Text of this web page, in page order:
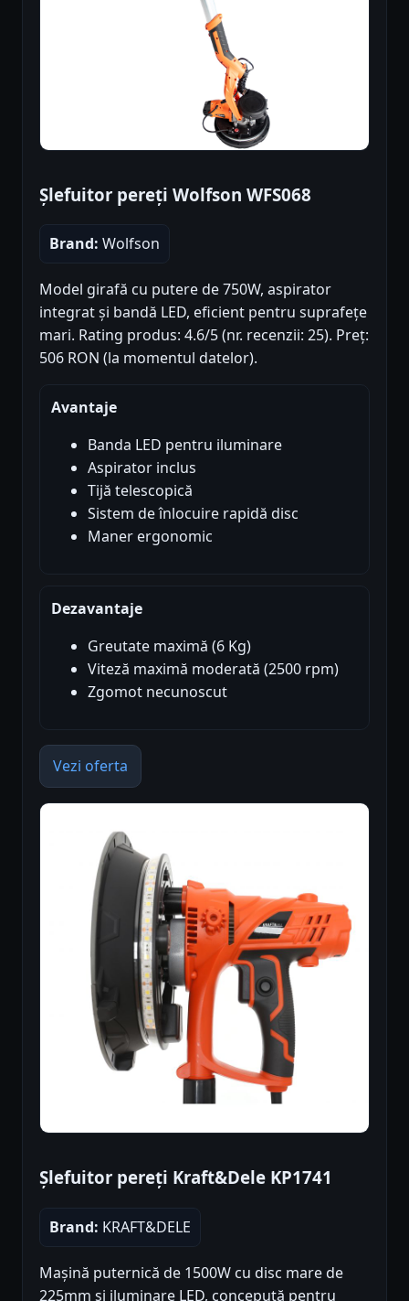
Șlefuitor pereți Wolfson WFS068
Brand: Wolfson
Model girafă cu putere de 750W, aspirator
integrat și bandă LED, eficient pentru suprafețe
mari. Rating produs: 4.6/5 (nr. recenzii: 25). Preț:
506 RON (la momentul datelor).
Avantaje
Banda LED pentru iluminare
Aspirator inclus
Tijă telescopică
Sistem de înlocuire rapidă disc
Maner ergonomic
Dezavantaje
Greutate maximă (6 Kg)
Viteză maximă moderată (2500 rpm)
Zgomot necunoscut
Vezi oferta
Șlefuitor pereți Kraft&Dele KP1741
Brand: KRAFT&DELE
Mașină puternică de 1500W cu disc mare de
225mm și iluminare LED, concepută pentru